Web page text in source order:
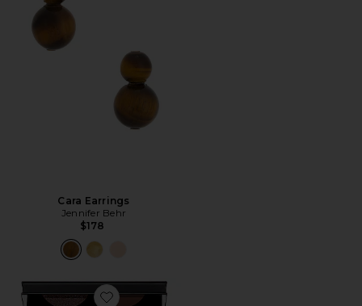
Cara Earrings
Jennifer Behr
$178